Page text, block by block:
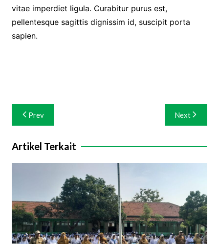
vitae imperdiet ligula. Curabitur purus est,
pellentesque sagittis dignissim id, suscipit porta
sapien.
Navigasi
pos
Prev Next
Artikel Terkait